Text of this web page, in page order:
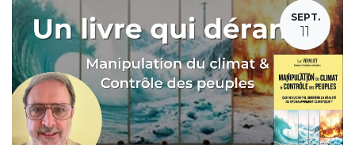
SEPT.
11